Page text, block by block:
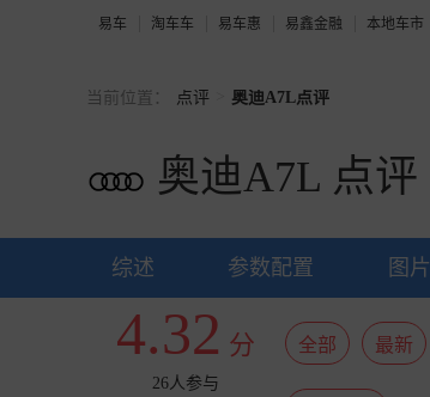
易车 淘车车 易车惠 易鑫金融 本地车市
当前位置： 点评 奥迪A7L点评
奥迪A7L 点评
综述 参数配置 图片
4.32 分
26人参与
全部 最新